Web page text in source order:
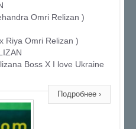
Omri Relizan )
Riya Omri Relizan )
Boss X I love Ukraine
Подробнее ›